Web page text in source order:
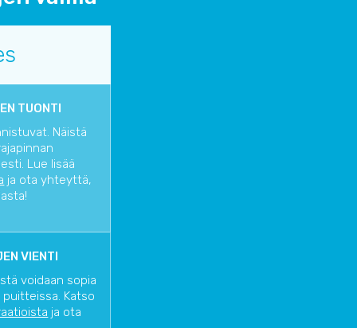
TUONTI
Näistä
Lue lisää
ja ota yhteyttä,
VIENTI
voidaan sopia
Katso
ja ota